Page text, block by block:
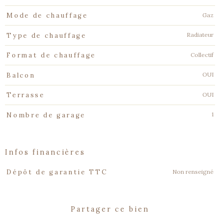
Mode de chauffage Gaz
Type de chauffage Radiateur
Format de chauffage Collectif
Balcon OUI
Terrasse OUI
Nombre de garage 1
infos financières
Caractéristiques Valeurs
Dépôt de garantie TTC Non renseigné
partager ce bien